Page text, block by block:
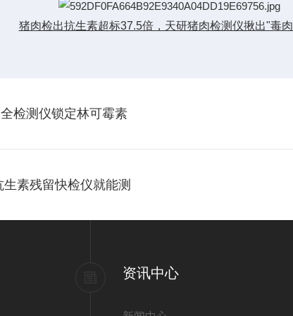
猪肉检出抗生素超标37.5倍，天研猪肉检测仪揪出"毒
检测仪锁定林可霉素
素残留快检仪就能测
资讯中心